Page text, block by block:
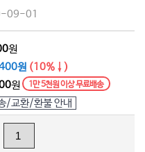
09-01
원
원 (10%↓)
원 1만 5천원 이상 무료배송
/교환/환불 안내